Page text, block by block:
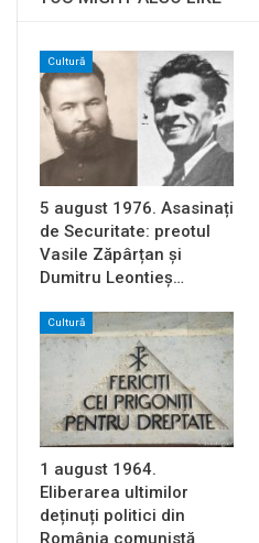
Cultură
5 august 1976. Asasinați
de Securitate: preotul
Vasile Zăpârțan și
Dumitru Leontieș…
Cultură
1 august 1964.
Eliberarea ultimilor
deținuți politici din
România comunistă